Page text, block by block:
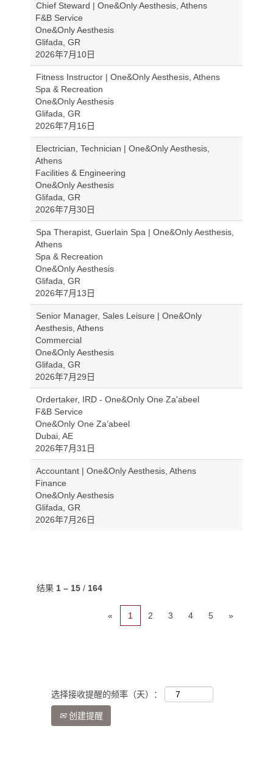
Chief Steward | One&Only Aesthesis, Athens
F&B Service
One&Only Aesthesis
Glifada, GR
2026年7月10日
Fitness Instructor | One&Only Aesthesis, Athens
Spa & Recreation
One&Only Aesthesis
Glifada, GR
2026年7月16日
Electrician, Technician | One&Only Aesthesis,
Athens
Facilities & Engineering
One&Only Aesthesis
Glifada, GR
2026年7月30日
Spa Therapist, Guerlain Spa | One&Only Aesthesis,
Athens
Spa & Recreation
One&Only Aesthesis
Glifada, GR
2026年7月13日
Senior Manager, Sales Leisure | One&Only
Aesthesis, Athens
Commercial
One&Only Aesthesis
Glifada, GR
2026年7月29日
Ordertaker, IRD - One&Only One Za'abeel
F&B Service
One&Only One Za’abeel
Dubai, AE
2026年7月31日
Accountant | One&Only Aesthesis, Athens
Finance
One&Only Aesthesis
Glifada, GR
2026年7月26日
结果 1 – 15 / 164
« 1 2 3 4 5 »
选择接收提醒的频率（天）：
创建提醒